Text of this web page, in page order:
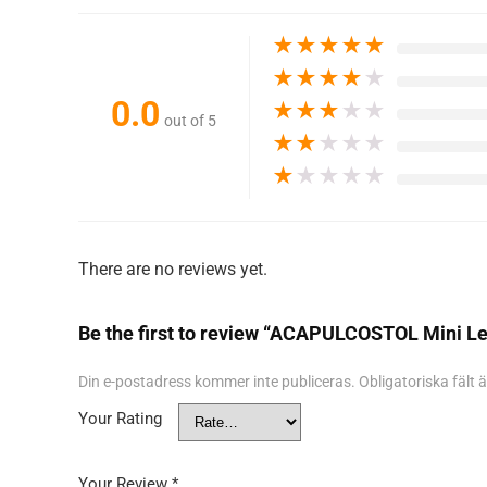
0.0 out of 5
★★★★★
★★★★ ★
★★★ ★ ★
★★ ★ ★ ★
★ ★ ★ ★ ★
There are no reviews yet.
Be the first to review “ACAPULCOSTOL Mini
Din e-postadress kommer inte publiceras. Obligatoriska fält
Your Rating